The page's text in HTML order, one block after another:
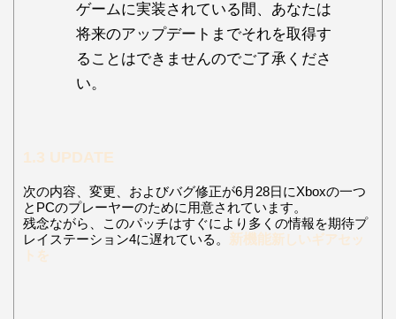
ゲームに実装されている間、あなたは
将来のアップデートまでそれを取得す
ることはできませんのでご了承くださ
い。
1.3 UPDATE
次の内容、変更、およびバグ修正が6月28日にXboxの一つ
とPCのプレーヤーのために用意されています。
残念ながら、このパッチはすぐにより多くの情報を期待プ
レイステーション4に遅れている。 新機能新しいギアセッ
トを